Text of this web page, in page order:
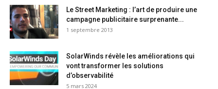
Le Street Marketing : l’art de produire une
campagne publicitaire surprenante...
1 septembre 2013
SolarWinds révèle les améliorations qui
vont transformer les solutions
d’observabilité
5 mars 2024